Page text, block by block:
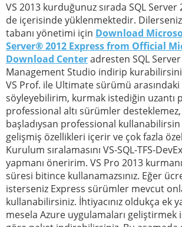
VS 2013 kurduğunuz sırada SQL
de içerisinde yüklenmektedir.
tabanı yönetimi için Download
Server® 2012 Express from Official
Download Centeradresten SQL
Management Studio indirip
VS Prof. ile Ultimate sürümü arasındaki
söyleyebilirim, kurmak istediğin uzantı
professional altı sürümler
başladıysan professional
gelişmiş özellikleri içerir ve çok fazla
Kurulum sıralamasını VS-SQL-TFS-
yapmanı öneririm. VS Pro 2013
süresi bitince kullanamazsınız. Eğer
isterseniz Express sürümler mevcut
kullanabilirsiniz. İhtiyacınız oldukça ek
mesela Azure uygulamaları geliştirmek